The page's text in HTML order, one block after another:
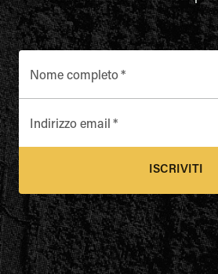
Nome completo*
Indirizzo email *
ISCRIVITI